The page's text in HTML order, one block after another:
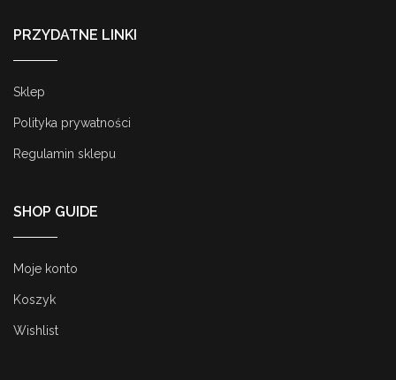
PRZYDATNE LINKI
Sklep
Polityka prywatności
Regulamin sklepu
SHOP GUIDE
Moje konto
Koszyk
Wishlist